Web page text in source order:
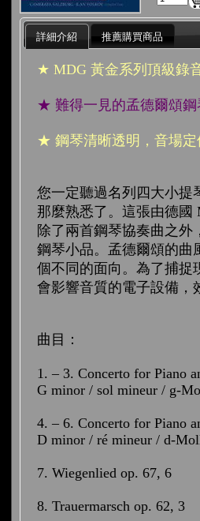
詳細介紹 推薦購買商品
★ MDG黃金系列頂級錄
★ 難得一見的孟德爾頌鋼
★ 鋼琴清晰透明，音場定
您一定聽過名列四大小提
那麼熟悉了。這張由德國
除了兩首鋼琴協奏曲之
鋼琴小品。孟德爾頌的曲
個不同的面向。為了捕
會影響音質的電子設備，
曲目：
1. – 3. Concerto for Piano
G minor / sol mineur / g-
4. – 6. Concerto for Piano
D minor / ré mineur / d-
7. Wiegenlied op. 67, 6
8. Trauermarsch op. 62, 3